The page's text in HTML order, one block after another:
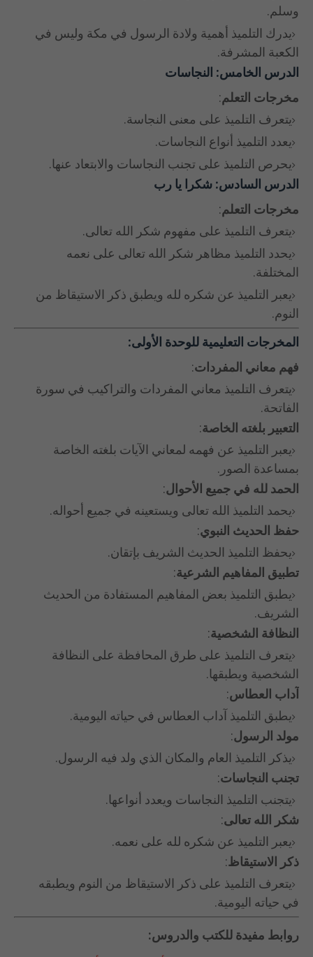
وسلم.
يدرك التلميذ أهمية ولادة الرسول في مكة وليس في
الكعبة المشرفة.
الدرس الخامس: النجاسات
مخرجات التعلم:
يتعرف التلميذ على معنى النجاسة.
يعدد التلميذ أنواع النجاسات.
يحرص التلميذ على تجنب النجاسات والابتعاد عنها.
الدرس السادس: شكرا يا رب
مخرجات التعلم:
يتعرف التلميذ على مفهوم شكر الله تعالى.
يحدد التلميذ مظاهر شكر الله تعالى على نعمه
المختلفة.
يعبر التلميذ عن شكره لله ويطبق ذكر الاستيقاظ من
النوم.
المخرجات التعليمية للوحدة الأولى:
فهم معاني المفردات:
يتعرف التلميذ معاني المفردات والتراكيب في سورة
الفاتحة.
التعبير بلغته الخاصة:
يعبر التلميذ عن فهمه لمعاني الآيات بلغته الخاصة
بمساعدة الصور.
الحمد لله في جميع الأحوال:
يحمد التلميذ الله تعالى ويستعينه في جميع أحواله.
حفظ الحديث النبوي:
يحفظ التلميذ الحديث الشريف بإتقان.
تطبيق المفاهيم الشرعية:
يطبق التلميذ بعض المفاهيم المستفادة من الحديث
الشريف.
النظافة الشخصية:
يتعرف التلميذ على طرق المحافظة على النظافة
الشخصية ويطبقها.
آداب العطاس:
يطبق التلميذ آداب العطاس في حياته اليومية.
مولد الرسول:
يذكر التلميذ العام والمكان الذي ولد فيه الرسول.
تجنب النجاسات:
يتجنب التلميذ النجاسات ويعدد أنواعها.
شكر الله تعالى:
يعبر التلميذ عن شكره لله على نعمه.
ذكر الاستيقاظ:
يتعرف التلميذ على ذكر الاستيقاظ من النوم ويطبقه
في حياته اليومية.
روابط مفيدة للكتب والدروس: